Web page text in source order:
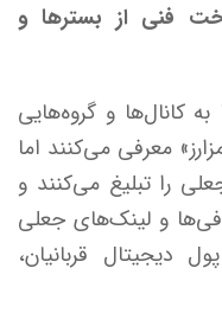
فنی از بسترها و
به کانال‌ها و گروه‌هایی
معرفی می‌کنند اما
را تبلیغ می‌کنند و
و لینک‌های جعلی
قربانیان،